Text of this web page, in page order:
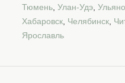
Тюмень Улан-Удэ
Хабаровск Челябинск
Ярославль